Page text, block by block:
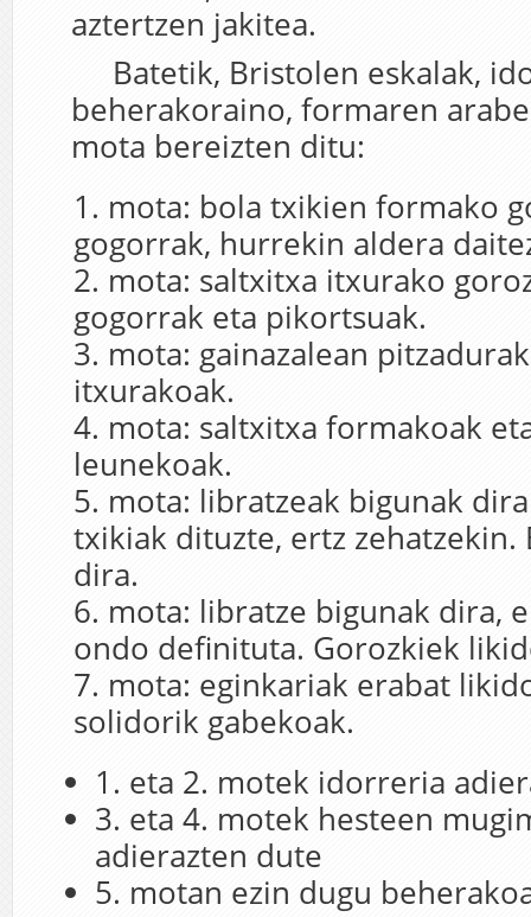
aztertzen jakitea.
Batetik, Bristolen eskalak,
beherakoraino, formaren
mota bereizten ditu:
mota: bola txikien formako
gogorrak, hurrekin aldera
mota: saltxitxa itxurako
gogorrak eta pikortsuak.
mota: gainazalean
itxurakoak.
mota: saltxitxa formakoak
leunekoak.
mota: libratzeak bigunak
txikiak dituzte, ertz zehatzekin.
dira.
mota: libratze bigunak dira,
ondo definituta. Gorozkiek
mota: eginkariak erabat
solidorik gabekoak.
1. eta 2. motek idorreria
3. eta 4. motek hesteen
adierazten dute
5. motan ezin dugu